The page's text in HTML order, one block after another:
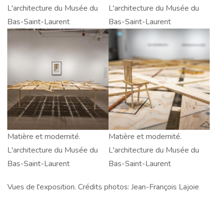
et
modernité.
L'architecture
du
du
Bas-
Saint-
Laurent
L'architecture du Musée du
Bas-Saint-Laurent
et
modernité.
L'architecture
du
Musée
du
Bas-
Saint-
Laurent
L'architecture du Musée du
Bas-Saint-Laurent
Matière
et
modernité.
du
Matière et modernité.
L'architecture du Musée du
Bas-Saint-Laurent
Matière
et
modernité.
du
Matière et modernité.
L'architecture du Musée du
Bas-Saint-Laurent
Vues de l'exposition. Crédits photos: Jean-François Lajoie